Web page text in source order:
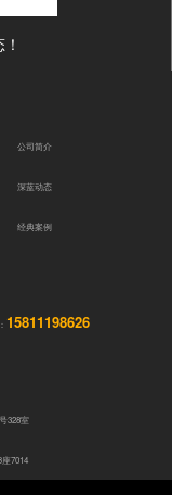
公司简介
深蓝动态
经典案例
15811198626
328室
7014